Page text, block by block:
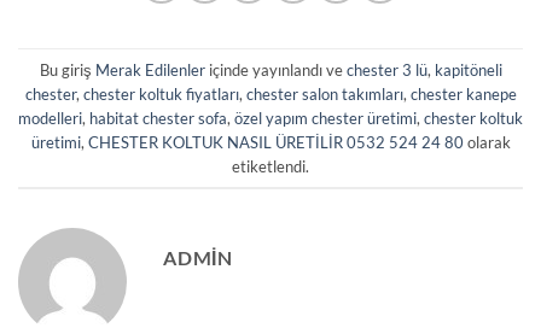
Bu giriş Merak Edilenleriçinde yayınlandı vechester 3 lü, kapitöneli
chester, chester koltuk fiyatları, chester salon takımları, chester kanepe
modelleri, habitat chester sofa, özel yapım chester üretimi, chester koltuk
üretimi, CHESTER KOLTUK NASIL ÜRETİLİR 0532 524 24 80olarak
etiketlendi.
ADMIN